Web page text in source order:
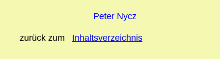
Peter Nycz
zurück zum Inhaltsverzeichnis